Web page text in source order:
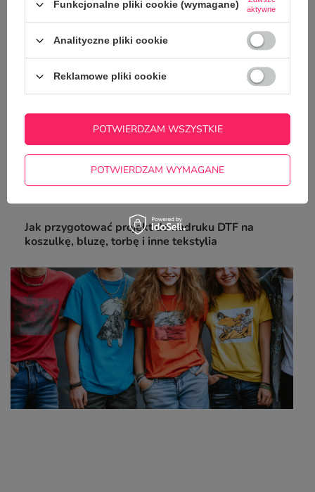
poradnik
Jak przygotować projekt do nadruku DTF na
koszulkę, bluzę, torbę i inne tekstylia
Funkcjonalne pliki cookie (wymagane)
aktywne
Analityczne pliki cookie
Reklamowe pliki cookie
POTWIERDZAM WYMAGANE
POTWIERDZAM WSZYSTKIE